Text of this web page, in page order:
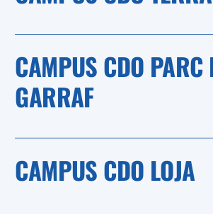
CAMPUS CDO PARC
GARRAF
CAMPUS CDO LOJA